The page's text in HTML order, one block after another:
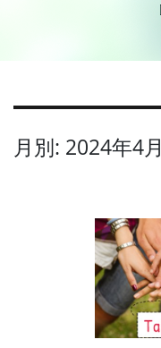
月別: 2024年4月